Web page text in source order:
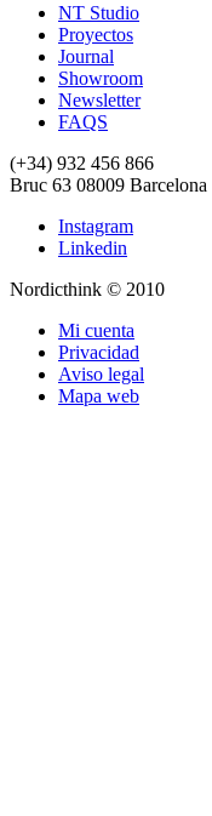
NT Studio
Proyectos
Journal
Showroom
Newsletter
FAQS
(+34) 932 456 866
Bruc 63 08009 Barcelona
Instagram
Linkedin
Nordicthink © 2010
Mi cuenta
Privacidad
Aviso legal
Mapa web